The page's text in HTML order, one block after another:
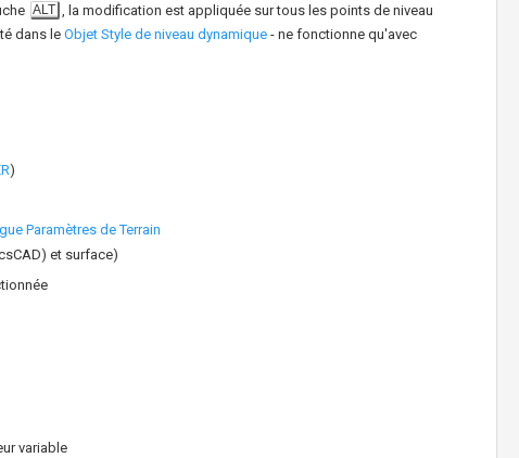
ALT
, la modification est appliquée sur tous les points de niveau
dans leObjet Style de niveau dynamique - ne fonctionne qu'avec
)
Paramètres de Terrain
et surface)
variable